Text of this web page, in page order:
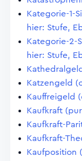
Kategorie-1-
hier: Stufe,
Kategorie-2-
hier: Stufe,
Katzengeld
Kauffreigeld
Kaufkraft
Kaufkraft-
Kaufkraft-
Kaufposition